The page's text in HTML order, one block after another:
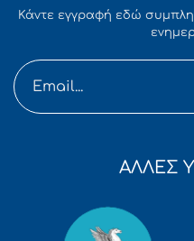
Κάντε εγγραφή εδώ
ΑΛΛΕΣ